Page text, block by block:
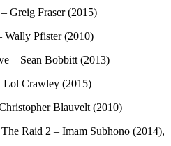
Greig Fraser (2015)
Wally Pfister (2010)
– Sean Bobbitt (2013)
Lol Crawley (2015)
Blauvelt (2010)
Raid 2 – Imam Subhono (2014),